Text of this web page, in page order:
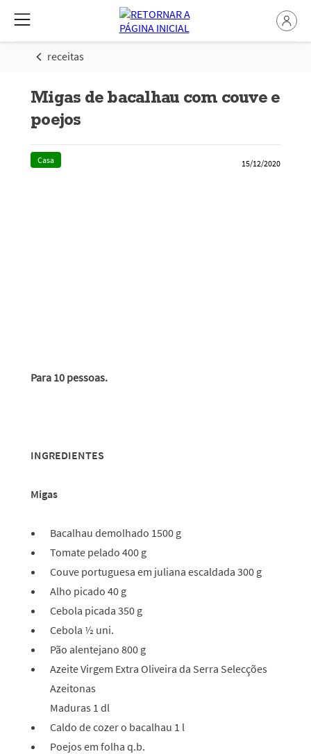
receitas
Migas de bacalhau com couve e
poejos
Casa 15/12/2020
Para 10 pessoas.
INGREDIENTES
Migas
Bacalhau demolhado 1500 g
Tomate pelado 400 g
Couve portuguesa em juliana escaldada 300 g
Alho picado 40 g
Cebola picada 350 g
Cebola ½ uni.
Pão alentejano 800 g
Azeite Virgem Extra Oliveira da Serra Selecções
Azeitonas
Maduras 1 dl
Caldo de cozer o bacalhau 1 l
Poejos em folha q.b.